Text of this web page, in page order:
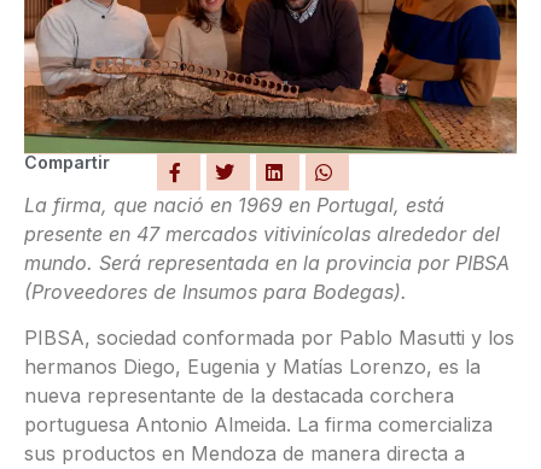
Compartir
La firma, que nació en 1969 en Portugal, está
presente en 47 mercados vitivinícolas alrededor del
mundo. Será representada en la provincia por PIBSA
(Proveedores de Insumos para Bodegas).
PIBSA, sociedad conformada por Pablo Masutti y los
hermanos Diego, Eugenia y Matías Lorenzo, es la
nueva representante de la destacada corchera
portuguesa Antonio Almeida. La firma comercializa
sus productos en Mendoza de manera directa a